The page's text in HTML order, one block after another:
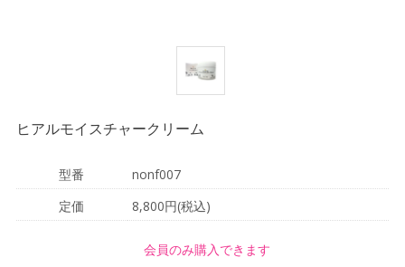
ヒアルモイスチャークリーム
型番
nonf007
定価
8,800円(税込)
会員のみ購入できます